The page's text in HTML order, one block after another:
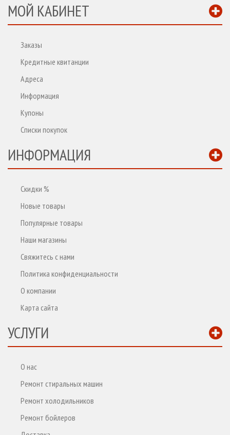
МОЙ КАБИНЕТ
Заказы
Кредитные квитанции
Адреса
Информация
Купоны
Списки покупок
ИНФОРМАЦИЯ
Скидки %
Новые товары
Популярные товары
Наши магазины
Свяжитесь с нами
Политика конфиденциальности
О компании
Карта сайта
УСЛУГИ
О нас
Ремонт стиральных машин
Ремонт холодильников
Ремонт бойлеров